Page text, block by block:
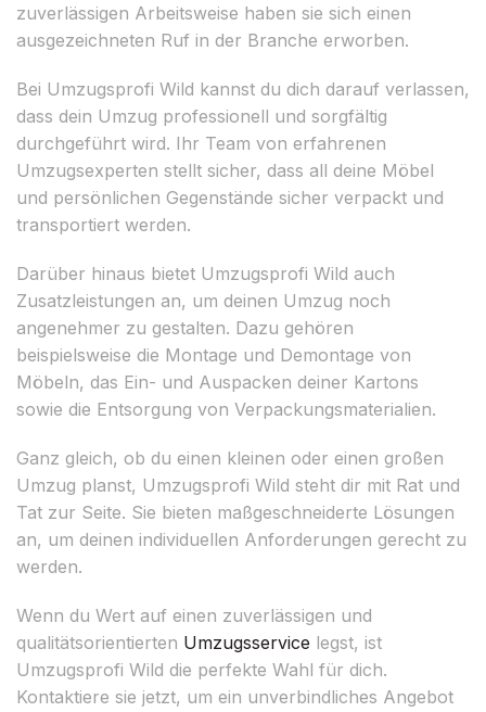
zuverlässigen Arbeitsweise haben sie sich einen
ausgezeichneten Ruf in der Branche erworben.
Bei Umzugsprofi Wild kannst du dich darauf verlassen,
dass dein Umzug professionell und sorgfältig
durchgeführt wird. Ihr Team von erfahrenen
Umzugsexperten stellt sicher, dass all deine Möbel
und persönlichen Gegenstände sicher verpackt und
transportiert werden.
Darüber hinaus bietet Umzugsprofi Wild auch
Zusatzleistungen an, um deinen Umzug noch
angenehmer zu gestalten. Dazu gehören
beispielsweise die Montage und Demontage von
Möbeln, das Ein- und Auspacken deiner Kartons
sowie die Entsorgung von Verpackungsmaterialien.
Ganz gleich, ob du einen kleinen oder einen großen
Umzug planst, Umzugsprofi Wild steht dir mit Rat und
Tat zur Seite. Sie bieten maßgeschneiderte Lösungen
an, um deinen individuellen Anforderungen gerecht zu
werden.
Wenn du Wert auf einen zuverlässigen und
qualitätsorientierten Umzugsservice legst, ist
Umzugsprofi Wild die perfekte Wahl für dich.
Kontaktiere sie jetzt, um ein unverbindliches Angebot